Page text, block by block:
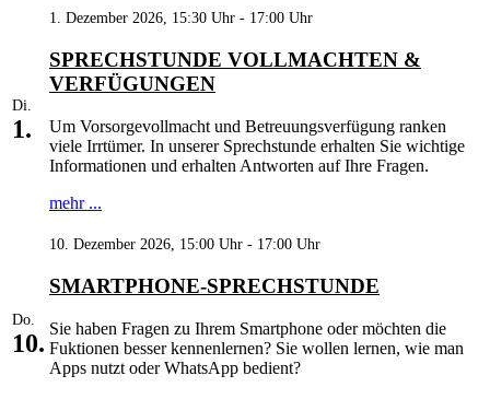
Di.
1.
1. Dezember 2026, 15:30 Uhr - 17:00 Uhr
SPRECHSTUNDE VOLLMACHTEN &
VERFÜGUNGEN
Um Vorsorgevollmacht und Betreuungsverfügung ranken
viele Irrtümer. In unserer Sprechstunde erhalten Sie wichtige
Informationen und erhalten Antworten auf Ihre Fragen.
mehr ...
Do.
10.
10. Dezember 2026, 15:00 Uhr - 17:00 Uhr
SMARTPHONE-SPRECHSTUNDE
Sie haben Fragen zu Ihrem Smartphone oder möchten die
Fuktionen besser kennenlernen? Sie wollen lernen, wie man
Apps nutzt oder WhatsApp bedient?